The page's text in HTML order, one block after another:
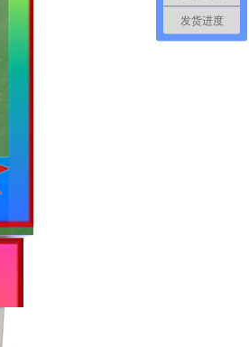
发货进度